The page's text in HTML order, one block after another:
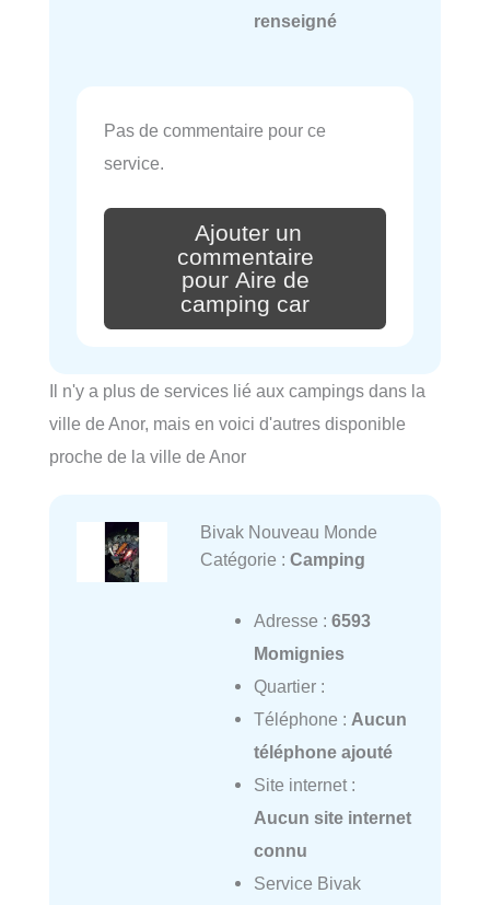
renseigné
Pas de commentaire pour ce
service.
Ajouter un
commentaire
pour Aire de
camping car
Il n'y a plus de services lié aux campings dans la
ville de Anor, mais en voici d'autres disponible
proche de la ville de Anor
Bivak Nouveau Monde
Catégorie : Camping
Adresse : 6593
Momignies
Quartier :
Téléphone : Aucun
téléphone ajouté
Site internet :
Aucun site internet
connu
Service Bivak